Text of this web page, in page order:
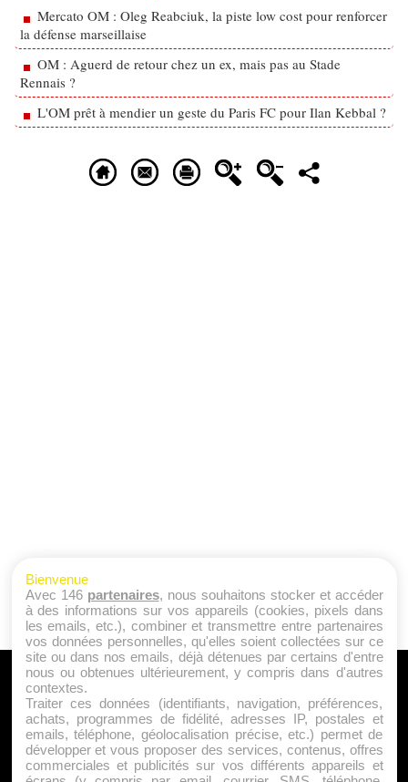
Mercato OM : Oleg Reabciuk, la piste low cost pour renforcer
la défense marseillaise
OM : Aguerd de retour chez un ex, mais pas au Stade
Rennais ?
L'OM prêt à mendier un geste du Paris FC pour Ilan Kebbal ?
A PROPOS
Qui sommes nous ?
Mentions Légales
Publicité
Bienvenue
Avec 146 partenaires, nous souhaitons stocker et accéder
à des informations sur vos appareils (cookies, pixels dans
les emails, etc.), combiner et transmettre entre partenaires
vos données personnelles, qu'elles soient collectées sur ce
site ou dans nos emails, déjà détenues par certains d'entre
nous ou obtenues ultérieurement, y compris dans d'autres
contextes.
Traiter ces données (identifiants, navigation, préférences,
achats, programmes de fidélité, adresses IP, postales et
emails, téléphone, géolocalisation précise, etc.) permet de
développer et vous proposer des services, contenus, offres
commerciales et publicités sur vos différents appareils et